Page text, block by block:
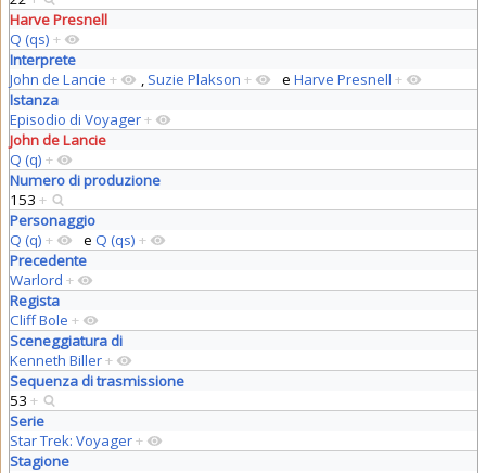
Harve Presnell
Q (qs) +
Interprete
John de Lancie + , Suzie Plakson + e Harve Presnell +
Istanza
Episodio di Voyager+
John de Lancie
Q (q) +
Numero di produzione
153 +
Personaggio
Q (q) + e Q (qs) +
Precedente
Warlord +
Regista
Cliff Bole +
Sceneggiatura di
Kenneth Biller+
Sequenza di trasmissione
53 +
Serie
Star Trek: Voyager+
Stagione